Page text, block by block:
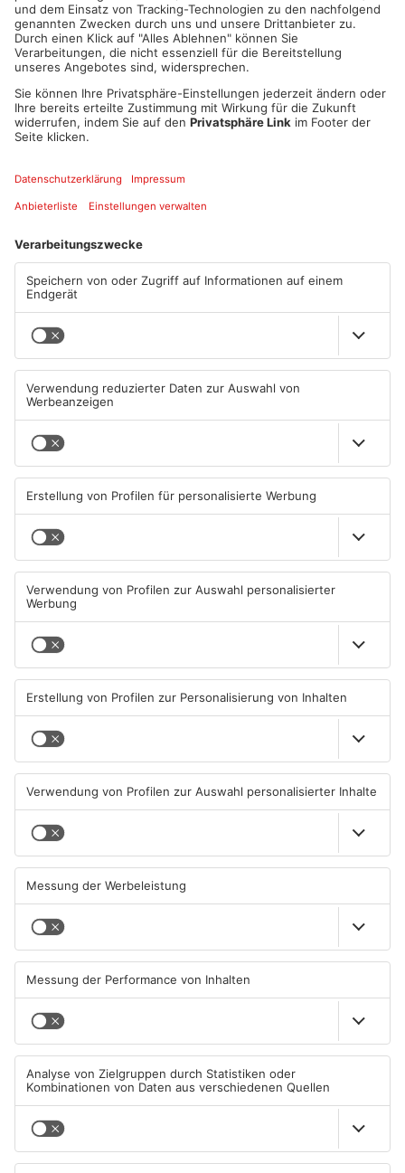
Artikel teilen
ANZEIGE
Mehr aus Kreis
Miltenberg
Miltenberg: Alkoholisierter
Rentner überschlägt sich bei
04.08.2026, 13:30 UHR IN KREIS
Zustand des Faulbacher
Gemeindewaldes soll erfasst
04.08.2026, 06:33 UHR IN KREIS
Sommerliche Temperaturen
und jede Menge Live-Musik
01.08.2026, 21:20 UHR IN KREIS
MILTENBERG
Straße bei Windischbuchen
wieder frei
Autofahrerin mit drei
Promille in Eichenbühl
MILTENBERG
Erlenbach: Dr. Dagmar
Sohlbach wird Leiterin der
31.07.2026, 11:35 UHR IN KREIS
MILTENBERG